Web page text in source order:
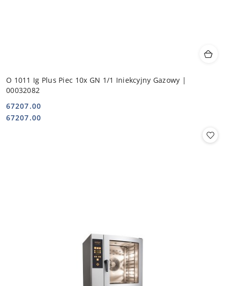
O 1011 Ig Plus Piec 10x GN 1/1 Iniekcyjny Gazowy |
00032082
Cena:
67207.00
Cena:
67207.00